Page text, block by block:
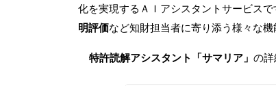
化を実現するＡＩアシスタントサービス
明評価など知財担当者に寄り添う様々な
特許読解アシスタント「サマリア」 の詳